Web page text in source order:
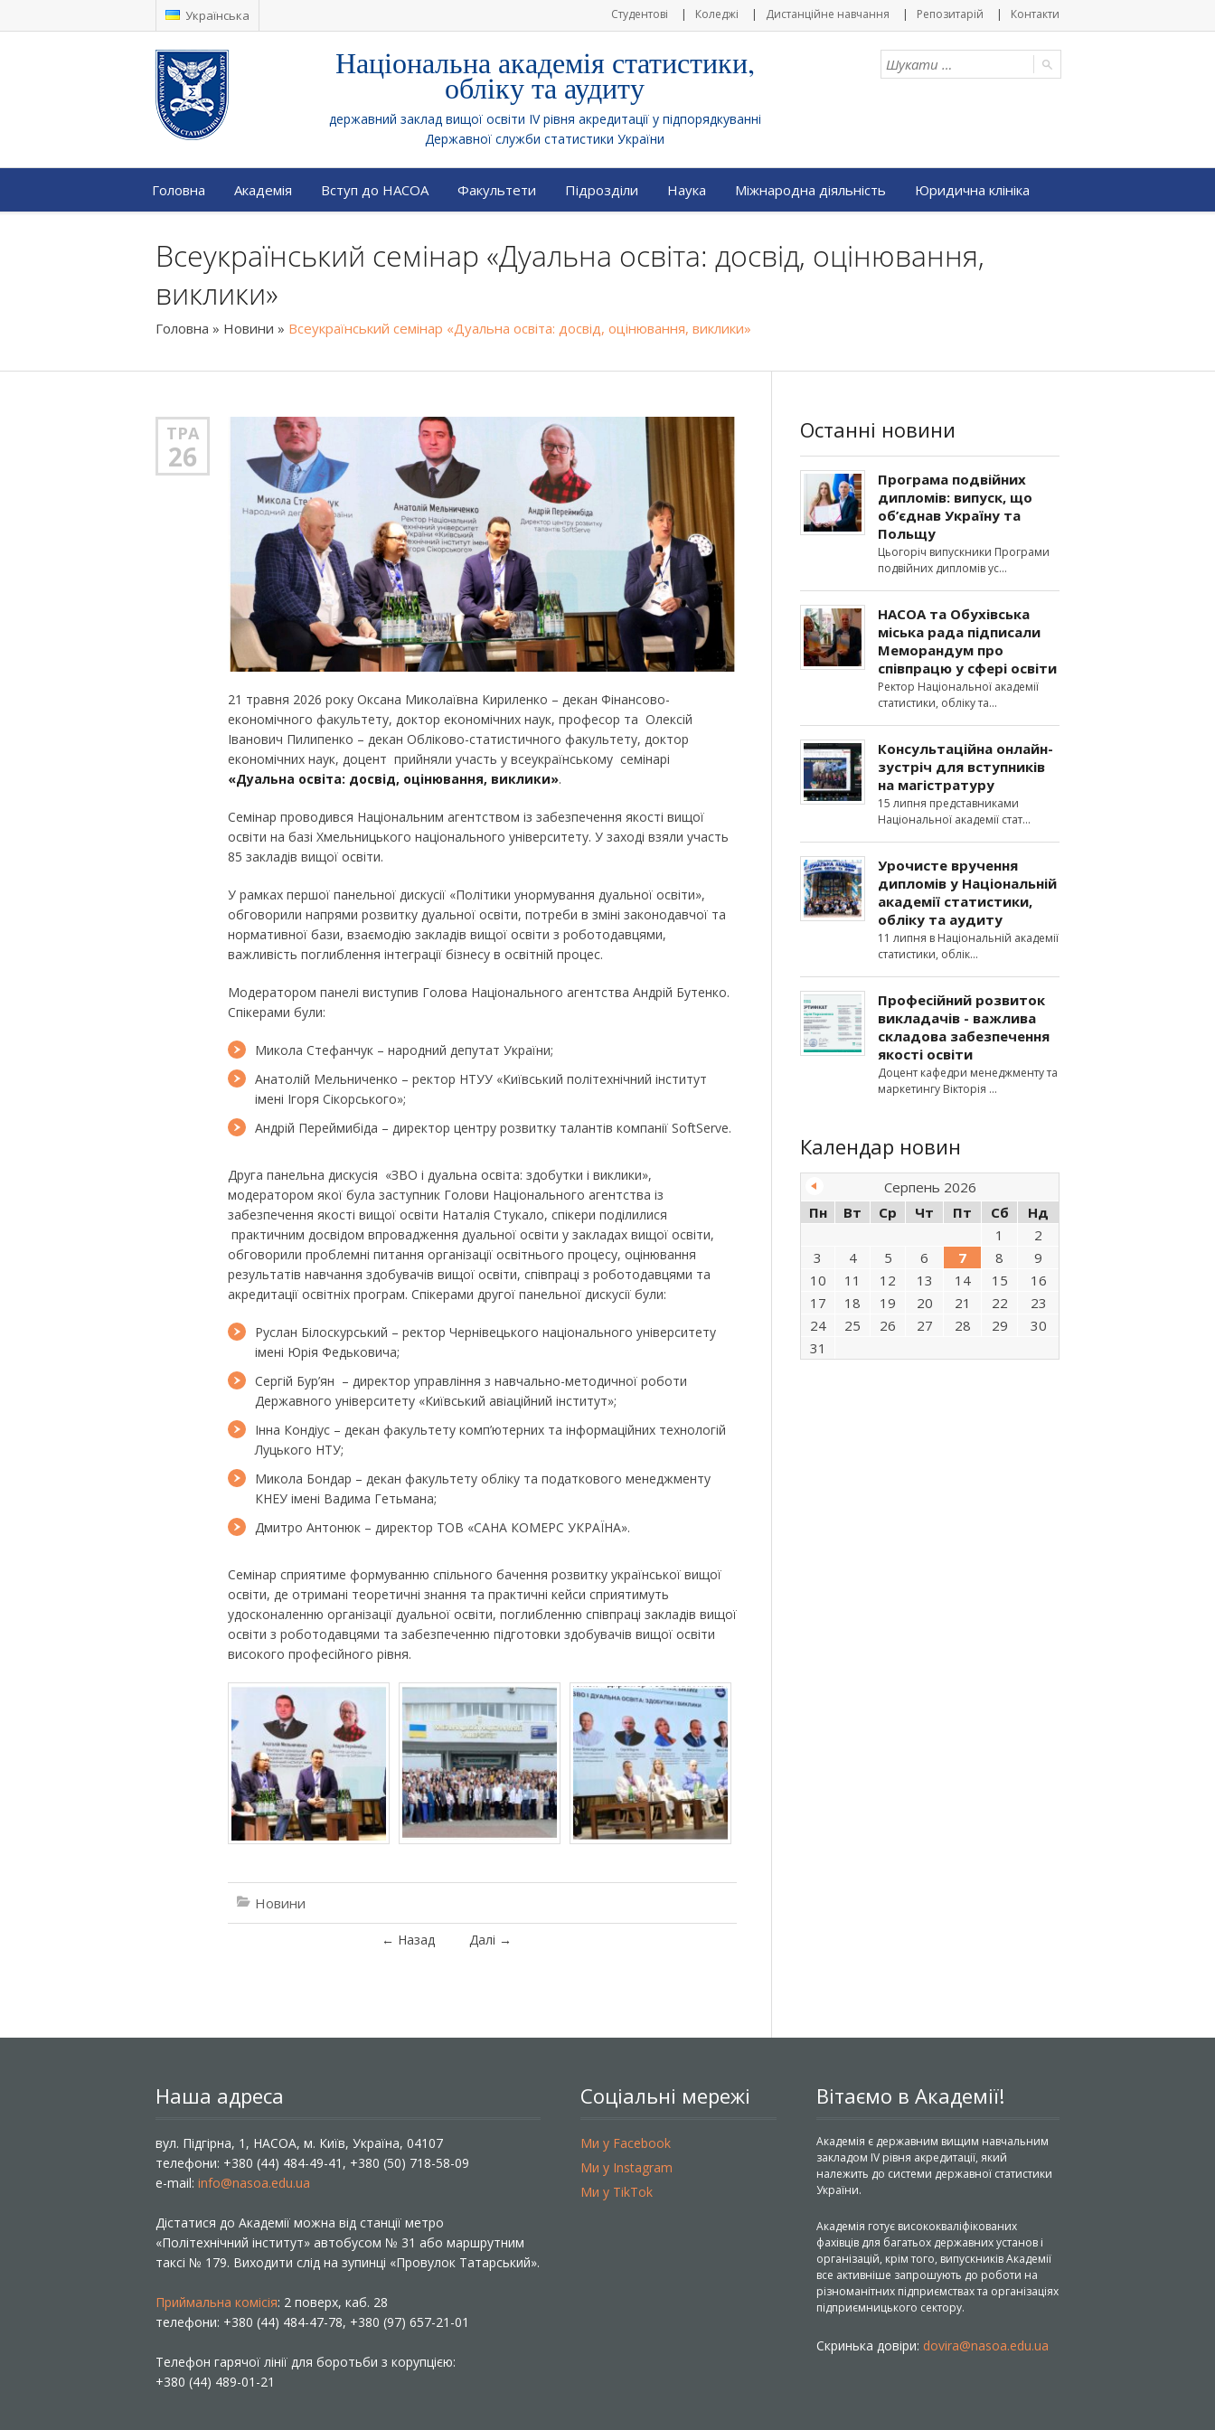
Українська Студентові Коледжі Дистанційне навчання Репозитарій Контакти
Національна академія статистики,
обліку та аудиту
державний заклад вищої освіти IV рівня акредитації у підпорядкуванні
Державної служби статистики України
Головна Академія Вступ до НАСОА Факультети Підрозділи Наука Міжнародна діяльність Юридична клініка
Всеукраїнський семінар «Дуальна освіта: досвід, оцінювання,
виклики»
Головна » Новини » Всеукраїнський семінар «Дуальна освіта: досвід, оцінювання, виклики»
ТРА
26
21 травня 2026 року Оксана Миколаївна Кириленко – декан Фінансово-
економічного факультету, доктор економічних наук, професор та Олексій
Іванович Пилипенко – декан Обліково-статистичного факультету, доктор
економічних наук, доцент прийняли участь у всеукраїнському семінарі
«Дуальна освіта: досвід, оцінювання, виклики».
Семінар проводився Національним агентством із забезпечення якості вищої
освіти на базі Хмельницького національного університету. У заході взяли участь
85 закладів вищої освіти.
У рамках першої панельної дискусії «Політики унормування дуальної освіти»,
обговорили напрями розвитку дуальної освіти, потреби в зміні законодавчої та
нормативної бази, взаємодію закладів вищої освіти з роботодавцями,
важливість поглиблення інтеграції бізнесу в освітній процес.
Модератором панелі виступив Голова Національного агентства Андрій Бутенко.
Спікерами були:
​Микола Стефанчук – народний депутат України;
​Анатолій Мельниченко – ректор НТУУ «Київський політехнічний інститут
імені Ігоря Сікорського»;
​Андрій Переймибіда – директор центру розвитку талантів компанії SoftServe.
Друга панельна дискусія «ЗВО і дуальна освіта: здобутки і виклики»,
модератором якої була заступник Голови Національного агентства із
забезпечення якості вищої освіти Наталія Стукало, спікери поділилися
практичним досвідом впровадження дуальної освіти у закладах вищої освіти,
обговорили проблемні питання організації освітнього процесу, оцінювання
результатів навчання здобувачів вищої освіти, співпраці з роботодавцями та
акредитації освітніх програм. Спікерами другої панельної дискусії були:
Руслан Білоскурський – ректор Чернівецького національного університету
імені Юрія Федьковича;
Сергій Бур’ян – директор управління з навчально-методичної роботи
Державного університету «Київський авіаційний інститут»;
Інна Кондіус – декан факультету комп’ютерних та інформаційних технологій
Луцького НТУ;
Микола Бондар – декан факультету обліку та податкового менеджменту
КНЕУ імені Вадима Гетьмана;
Дмитро Антонюк – директор ТОВ «САНА КОМЕРС УКРАЇНА».
Семінар сприятиме формуванню спільного бачення розвитку української вищої
освіти, де отримані теоретичні знання та практичні кейси сприятимуть
удосконаленню організації дуальної освіти, поглибленню співпраці закладів вищої
освіти з роботодавцями та забезпеченню підготовки здобувачів вищої освіти
високого професійного рівня.
Новини
← Назад Далі →
Останні новини
Програма подвійних
дипломів: випуск, що
об’єднав Україну та
Польщу
Цьогоріч випускники Програми
подвійних дипломів ус
НАСОА та Обухівська
міська рада підписали
Меморандум про
співпрацю у сфері освіти
Ректор Національної академії
статистики, обліку та
Консультаційна онлайн-
зустріч для вступників
на магістратуру
15 липня представниками
Національної академії стат
Урочисте вручення
дипломів у Національній
академії статистики,
обліку та аудиту
11 липня в Національній академії
статистики, облік
Професійний розвиток
викладачів - важлива
складова забезпечення
якості освіти
Доцент кафедри менеджменту та
маркетингу Вікторія
Календар новин
Серпень 2026
Пн
Вт Ср Чт Пт Сб
Нд
1
2
3
4 5 6 7 8
9
10
11 12 13 14 15
16
17
18 19 20 21 22
23
24
25 26 27 28 29
30
31
Наша адреса
вул. Підгірна, 1, НАСОА, м. Київ, Україна, 04107
телефони: +380 (44) 484-49-41, +380 (50) 718-58-09
e-mail: info@nasoa.edu.ua
Дістатися до Академії можна від станції метро
«Політехнічний інститут» автобусом № 31 або маршрутним
таксі № 179. Виходити слід на зупинці «Провулок Татарський».
Приймальна комісія: 2 поверх, каб. 28
телефони: +380 (44) 484-47-78, +380 (97) 657-21-01
Телефон гарячої лінії для боротьби з корупцією:
+380 (44) 489-01-21
Соціальні мережі
Ми у Facebook
Ми у Instagram
Ми у TikTok
Вітаємо в Академії!
Академія є державним вищим навчальним
закладом IV рівня акредитації, який
належить до системи державної статистики
України.
Академія готує висококваліфікованих
фахівців для багатьох державних установ і
організацій, крім того, випускників Академії
все активніше запрошують до роботи на
різноманітних підприємствах та організаціях
підприємницького сектору.
Скринька довіри: dovira@nasoa.edu.ua